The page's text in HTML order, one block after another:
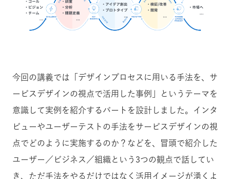
今回の講義では「デザインプロセスに用いる手法を、サ
ービスデザインの視点で活用した事例」というテーマを
意識して実例を紹介するパートを設計しました。インタ
ビューやユーザーテストの手法をサービスデザインの視
点でどのように実施するのか？などを、冒頭で紹介した
ユーザー／ビジネス／組織という3つの観点で話してい
き、ただ手法をやるだけではなく活用イメージが湧くよ